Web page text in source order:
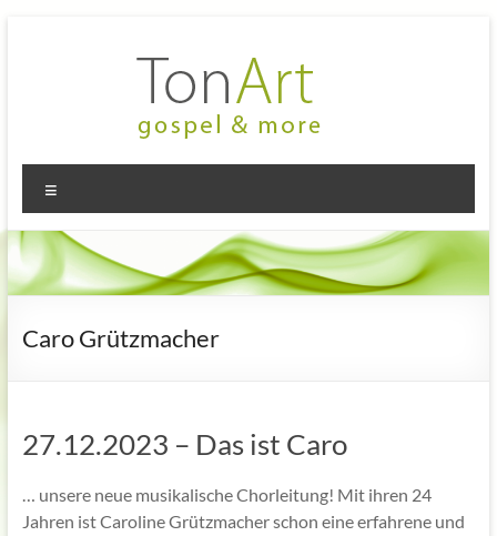
TonArt
–
gospel
&
more
Mein Chor
in
Hannover-
Linden
Caro Grützmacher
27.12.2023 – Das ist Caro
… unsere neue musikalische Chorleitung! Mit ihren 24
Jahren ist Caroline Grützmacher schon eine erfahrene und